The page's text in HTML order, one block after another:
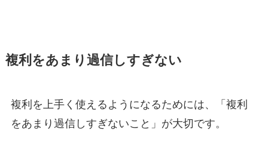
複利をあまり過信しすぎない
複利を上手く使えるようになるためには、「複利
をあまり過信しすぎないこと」が大切です。